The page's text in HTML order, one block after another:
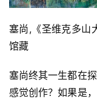
塞尚,《圣维克多山
馆藏
塞尚终其一生都在
感觉创作？如果是